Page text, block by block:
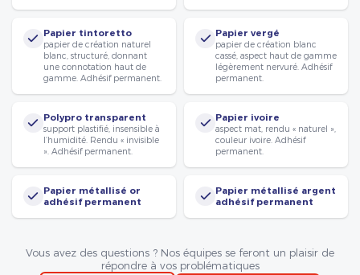
Papier tintoretto
papier de création naturel
blanc, structuré, donnant
une connotation haut de
gamme. Adhésif permanent.
Papier vergé
papier de création blanc
cassé, aspect haut de gamme
légèrement nervuré. Adhésif
permanent.
Polypro transparent
support plastifié, insensible à
l’humidité. Rendu « invisible
». Adhésif permanent.
Papier ivoire
aspect mat, rendu « naturel »,
couleur ivoire. Adhésif
permanent.
Papier métallisé or
adhésif permanent
Papier métallisé argent
adhésif permanent
Vous avez des questions ? Nos équipes se feront un plaisir de
répondre à vos problématiques